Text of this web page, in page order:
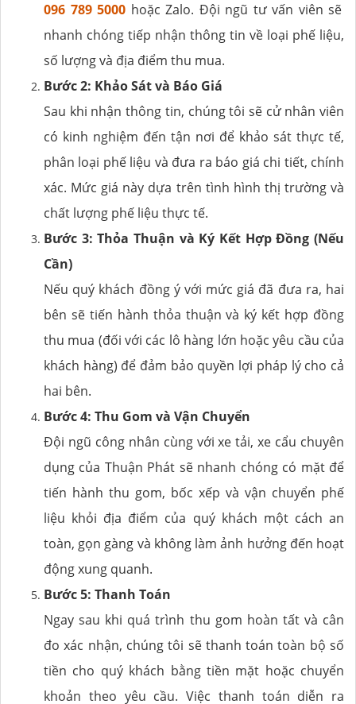
096 789 5000 hoặc Zalo. Đội ngũ tư vấn viên sẽ
nhanh chóng tiếp nhận thông tin về loại phế liệu,
số lượng và địa điểm thu mua.
Bước 2: Khảo Sát và Báo Giá
Sau khi nhận thông tin, chúng tôi sẽ cử nhân viên
có kinh nghiệm đến tận nơi để khảo sát thực tế,
phân loại phế liệu và đưa ra báo giá chi tiết, chính
xác. Mức giá này dựa trên tình hình thị trường và
chất lượng phế liệu thực tế.
Bước 3: Thỏa Thuận và Ký Kết Hợp Đồng (Nếu
Cần)
Nếu quý khách đồng ý với mức giá đã đưa ra, hai
bên sẽ tiến hành thỏa thuận và ký kết hợp đồng
thu mua (đối với các lô hàng lớn hoặc yêu cầu của
khách hàng) để đảm bảo quyền lợi pháp lý cho cả
hai bên.
Bước 4: Thu Gom và Vận Chuyển
Đội ngũ công nhân cùng với xe tải, xe cẩu chuyên
dụng của Thuận Phát sẽ nhanh chóng có mặt để
tiến hành thu gom, bốc xếp và vận chuyển phế
liệu khỏi địa điểm của quý khách một cách an
toàn, gọn gàng và không làm ảnh hưởng đến hoạt
động xung quanh.
Bước 5: Thanh Toán
Ngay sau khi quá trình thu gom hoàn tất và cân
đo xác nhận, chúng tôi sẽ thanh toán toàn bộ số
tiền cho quý khách bằng tiền mặt hoặc chuyển
khoản theo yêu cầu. Việc thanh toán diễn ra